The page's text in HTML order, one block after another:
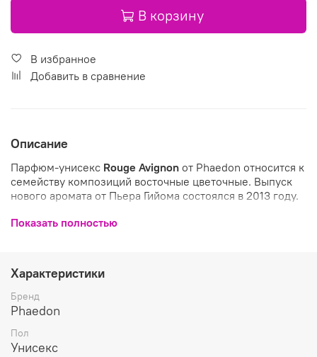
В корзину
В избранное
Добавить в сравнение
Описание
Парфюм-унисекс Rouge Avignon от Phaedon относится к
семейству композиций восточные цветочные. Выпуск
нового аромата от Пьера Гийома состоялся в 2013 году.
Ароматная симфония величественно раскрывается
оттенками соблазнительного мускуса, прохладного
ветивера, благородного сандала и чувственной амбры.
Сладкий цветочный аромат рекомендуется для ношения
тёплыми летними вечерами. Он изящно подчеркнёт
стиль, шарм и утончённый вкус романтичной дамы или
Показать полностью
Характеристики
Бренд
Phaedon
Пол
Унисекс